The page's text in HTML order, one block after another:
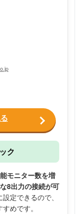
ク
モニター数を増
8出力の接続が可
定できるので、
めです。